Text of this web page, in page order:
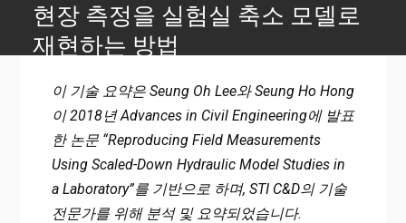
현장 측정을 실험실 축소 모델로
재현하는 방법
교량 세굴 예측 정확도 향상: 실제 현장 측정을 실험실 축소 모
델로 재현하는 방법
이 기술 요약은 Seung Oh Lee와 Seung Ho Hong
이 2018년 Advances in Civil Engineering에 발표
한 논문 “Reproducing Field Measurements
Using Scaled-Down Hydraulic Model Studies in
a Laboratory”를 기반으로 하며, STI C&D의 기술
전문가를 위해 분석 및 요약되었습니다.